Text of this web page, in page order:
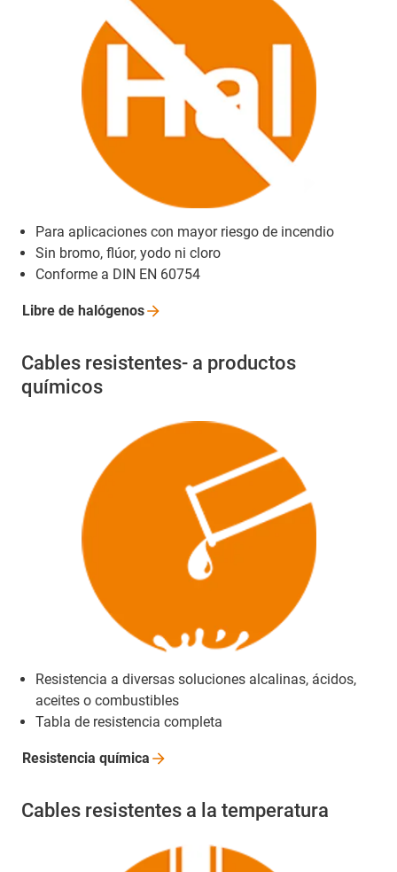
Para aplicaciones con mayor riesgo de incendio
Sin bromo, flúor, yodo ni cloro
Conforme a DIN EN 60754
Libre de halógenos
Cables resistentes- a productos
químicos
Resistencia a diversas soluciones alcalinas, ácidos,
aceites o combustibles
Tabla de resistencia completa
Resistencia química
Cables resistentes a la temperatura